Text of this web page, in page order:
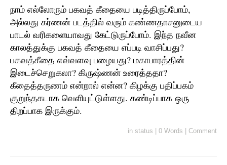
நாம் எல்லோரும் பகவத் கீதையை படித்திருப்போம்,
அல்லது கர்ணன் படத்தில் வரும் கண்ணதாசனுடைய
பாடல் வரிகளையாவது கேட்டுருப்போம். இந்த நவீன
காலத்துக்கு பகவத் கீதையை எப்படி வாசிப்பது?
பகவத்கீதை எவ்வளவு பழையது? மகாபாரத்தின்
இடைச்செறுகலா? கிருஷ்ணன் உரைத்ததா?
கீதைத்தருணம் என்றால் என்ன? கிழக்கு பதிப்பகம்
குறுந்தகடாக வெளியுட்டுள்ளது. கண்டிப்பாக ஒரு
திறப்பாக இருக்கும்.
in status 0 Words Comment